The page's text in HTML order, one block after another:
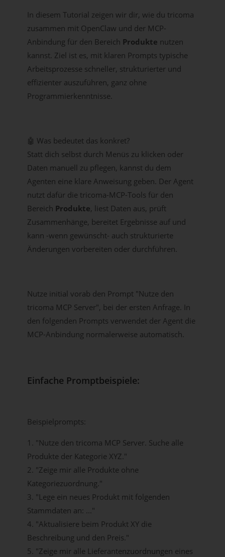
In diesem Tutorial zeigen wir dir, wie du tricoma
zusammen mit OpenClaw und der MCP-
Anbindung für den Bereich Produkte nutzen
kannst. Ziel ist es, mit klaren Prompts typische
Arbeitsprozesse schneller, strukturierter und
effizienter auszuführen, ganz ohne
Programmierkenntnisse.
🤖 Was bedeutet das konkret?
Statt dich selbst durch Menüs zu klicken oder
Daten manuell zu pflegen, kannst du dem
Agenten eine klare Anweisung geben. Der Agent
nutzt dafür die tricoma-MCP-Tools für den
Bereich Produkte, liest Daten aus, prüft
Zusammenhänge, bereitet Ergebnisse auf und
kann -wenn gewünscht- auch strukturierte
Änderungen vorbereiten oder durchführen.
Nutze initial vorab den Prompt "Nutze den
tricoma MCP Server", bei der ersten Anfrage. In
den folgenden Prompts verwendet der Agent die
MCP-Anbindung normalerweise automatisch.
Einfache Promptbeispiele:
Beispielprompts:
1. "Nutze den tricoma MCP Server. Suche alle
Produkte der Kategorie XYZ."
2. "Zeige mir alle Produkte ohne
Kategoriezuordnung."
3. "Lege ein neues Produkt mit folgenden
Stammdaten an: ..."
4. "Aktualisiere beim Produkt XY die
Beschreibung und den Preis."
5. "Zeige mir alle Lieferantenzuordnungen eines